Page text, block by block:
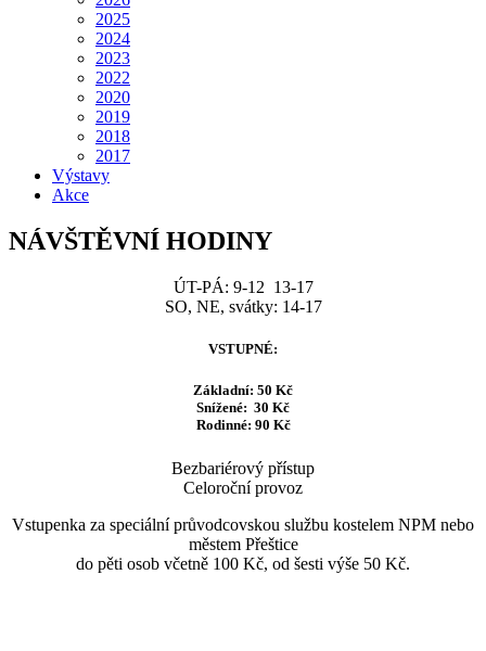
2025
2024
2023
2022
2020
2019
2018
2017
Výstavy
Akce
NÁVŠTĚVNÍ HODINY
ÚT-PÁ: 9-12 13-17
SO, NE, svátky: 14-17
VSTUPNÉ:
Základní: 50 Kč
Snížené: 30 Kč
Rodinné: 90 Kč
Bezbariérový přístup
Celoroční provoz
Vstupenka za speciální průvodcovskou službu kostelem NPM nebo
městem Přeštice
do pěti osob včetně 100 Kč, od šesti výše 50 Kč.